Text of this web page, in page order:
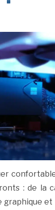
: de la
graphique